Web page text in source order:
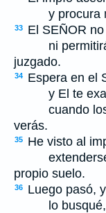
y procura
33 El SEÑOR
ni permitirá
juzgado.
34 Espera en el
y El te
cuando los
verás.
35
He visto al
extenderse
propio suelo.
36
Luego pasó,
lo busqué,